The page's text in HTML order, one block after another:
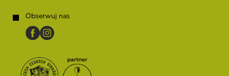
Obserwuj nas